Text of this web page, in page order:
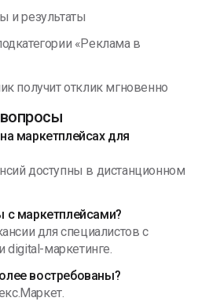
и результаты
«Реклама в
получит отклик мгновенно
маркетплейсах для
доступны в дистанционном
с маркетплейсами?
для специалистов с
digital-маркетинге.
востребованы?